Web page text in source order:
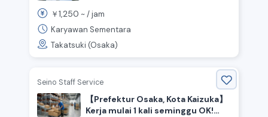
￥1,250 ~ /jam
Karyawan Sementara
Takatsuki (Osaka)
Seino Staff Service
【Prefektur Osaka, Kota Kaizuka】
Kerja mulai 1 kali seminggu OK!